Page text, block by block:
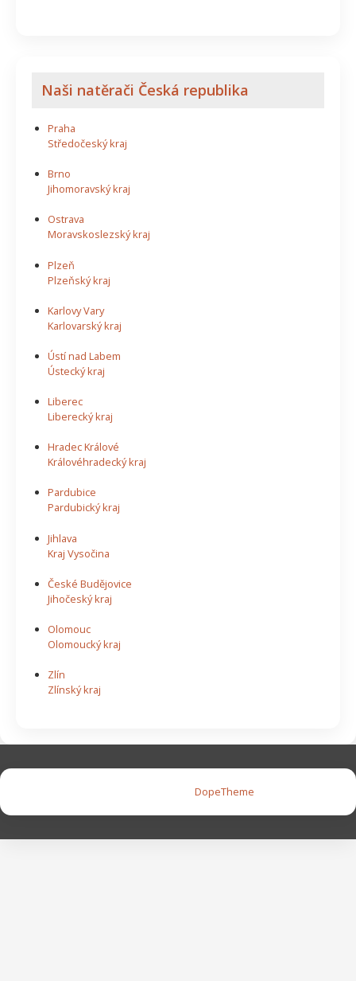
Naši natěrači Česká republika
Praha
Středočeský kraj
Brno
Jihomoravský kraj
Ostrava
Moravskoslezský kraj
Plzeň
Plzeňský kraj
Karlovy Vary
Karlovarský kraj
Ústí nad Labem
Ústecký kraj
Liberec
Liberecký kraj
Hradec Králové
Královéhradecký kraj
Pardubice
Pardubický kraj
Jihlava
Kraj Vysočina
České Budějovice
Jihočeský kraj
Olomouc
Olomoucký kraj
Zlín
Zlínský kraj
DopeTheme